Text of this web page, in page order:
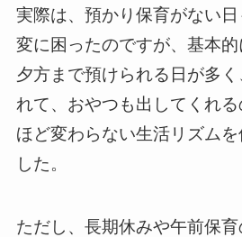
実際は、預かり保育がない
変に困ったのですが、基本
夕方まで預けられる日が多く
れて、おやつも出してくれ
ほど変わらない生活リズム
した。
ただし、長期休みや午前保